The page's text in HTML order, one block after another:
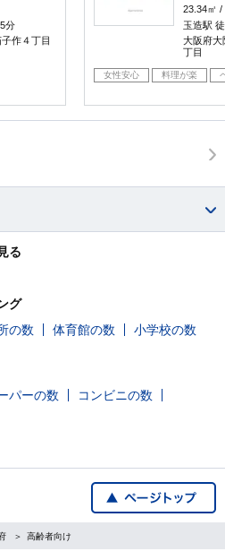
分
作４丁目
23.34㎡
玉造駅
大阪府大
丁目
女性安心 料理が楽
る
グ
の数 体育館の数 小学校の数
パーの数
コンビニの数
高齢者向け